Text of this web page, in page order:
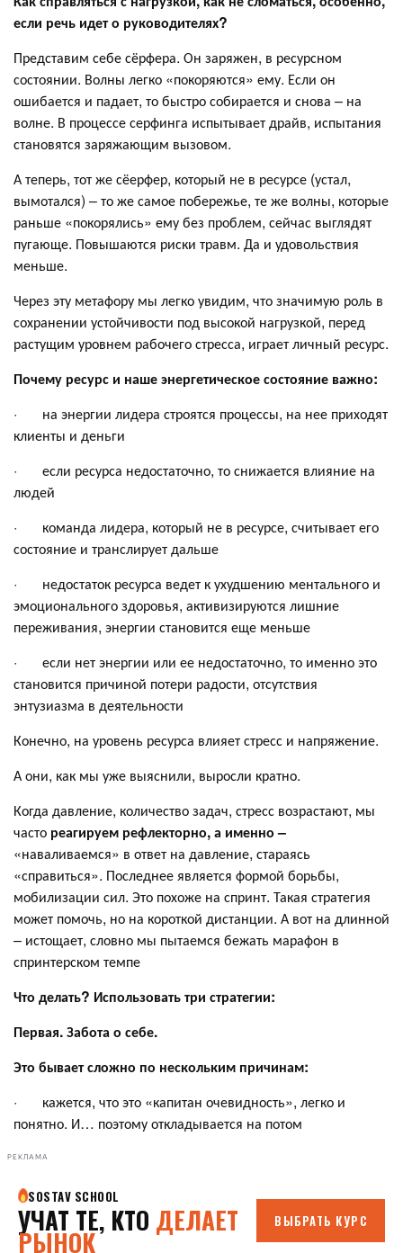
если речь идет о руководителях?
Представим себе сёрфера. Он заряжен, в ресурсном
состоянии. Волны легко «покоряются» ему. Если он
ошибается и падает, то быстро собирается и снова – на
волне. В процессе серфинга испытывает драйв, испытания
становятся заряжающим вызовом.
А теперь, тот же сёерфер, который не в ресурсе (устал,
вымотался) – то же самое побережье, те же волны, которые
раньше «покорялись» ему без проблем, сейчас выглядят
пугающе. Повышаются риски травм. Да и удовольствия
меньше.
Через эту метафору мы легко увидим, что значимую роль в
сохранении устойчивости под высокой нагрузкой, перед
растущим уровнем рабочего стресса, играет личный ресурс.
Почему ресурс и наше энергетическое состояние важно:
· на энергии лидера строятся процессы, на нее приходят
клиенты и деньги
· если ресурса недостаточно, то снижается влияние на
людей
· команда лидера, который не в ресурсе, считывает его
состояние и транслирует дальше
· недостаток ресурса ведет к ухудшению ментального и
эмоционального здоровья, активизируются лишние
переживания, энергии становится еще меньше
· если нет энергии или ее недостаточно, то именно это
становится причиной потери радости, отсутствия
энтузиазма в деятельности
Конечно, на уровень ресурса влияет стресс и напряжение.
А они, как мы уже выяснили, выросли кратно.
Когда давление, количество задач, стресс возрастают, мы
часто реагируем рефлекторно, а именно –
«наваливаемся» в ответ на давление, стараясь
«справиться». Последнее является формой борьбы,
мобилизации сил. Это похоже на спринт. Такая стратегия
может помочь, но на короткой дистанции. А вот на длинной
– истощает, словно мы пытаемся бежать марафон в
спринтерском темпе
Что делать? Использовать три стратегии:
Первая. Забота о себе.
Это бывает сложно по нескольким причинам:
· кажется, что это «капитан очевидность», легко и
понятно. И… поэтому откладывается на потом
РЕКЛАМА